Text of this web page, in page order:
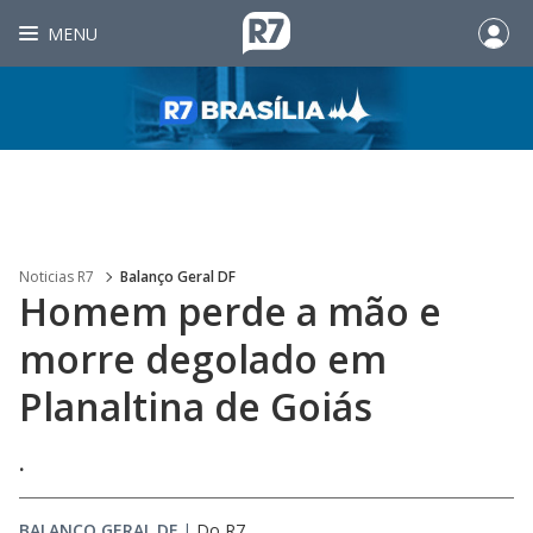
MENU
Noticias R7 Balanço Geral DF
Homem perde a mão e
morre degolado em
Planaltina de Goiás
.